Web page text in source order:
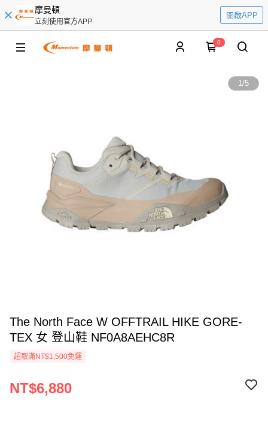
摩曼頓
立刻使用官方APP
開啟APP
0
1/5
The North Face W OFFTRAIL HIKE GORE-
TEX 女 登山鞋 NF0A8AEHC8R
超取滿NT$1,500免運
NT$6,880